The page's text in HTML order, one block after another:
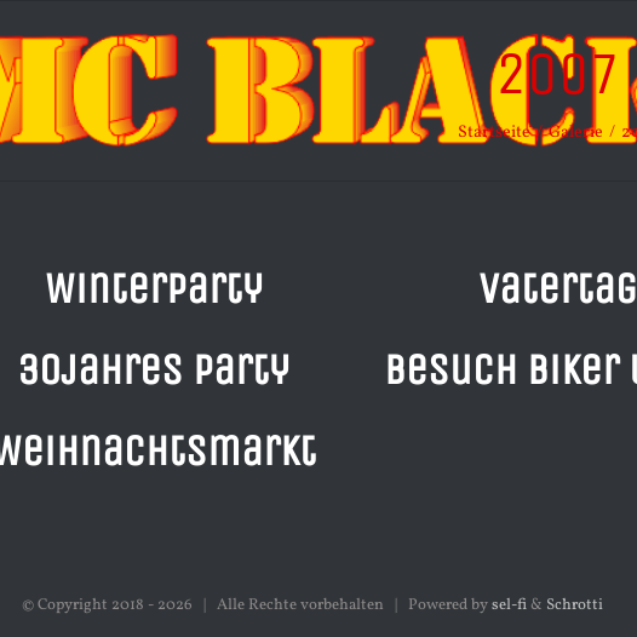
2007
Startseite Galerie
Winterparty Vatertag
30jahres Party
Besuch Biker
© Copyright 2018 - 2026 | Alle Rechte vorbehalten | Powered bysel-fi& Schrotti